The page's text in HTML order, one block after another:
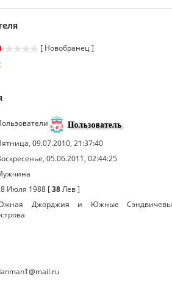
[ Новобранец ]
09.07.2010, 21:37:40
05.06.2011, 02:44:25
Июля 1988 [38Лев ]
Джорджия и Южные Сэндвичевы